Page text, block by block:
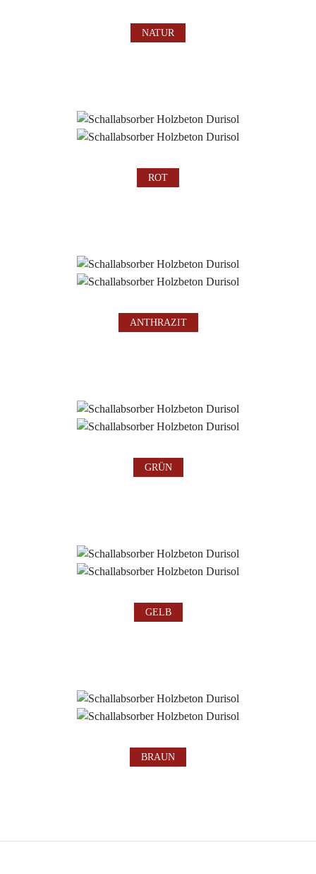
NATUR
ROT
ANTHRAZIT
GRÜN
GELB
BRAUN